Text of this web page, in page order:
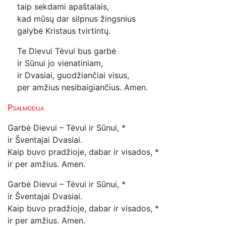
taip sekdami apaštalais,
kad mūsų dar silpnus žingsnius
galybė Kristaus tvirtintų.
Te Dievui Tėvui bus garbė
ir Sūnui jo vienatiniam,
ir Dvasiai, guodžiančiai visus,
per amžius nesibaigiančius. Amen.
Psalmodija
Garbė Dievui – Tėvui ir Sūnui, *
ir Šventajai Dvasiai.
Kaip buvo pradžioje, dabar ir visados, *
ir per amžius. Amen.
Garbė Dievui – Tėvui ir Sūnui, *
ir Šventajai Dvasiai.
Kaip buvo pradžioje, dabar ir visados, *
ir per amžius. Amen.